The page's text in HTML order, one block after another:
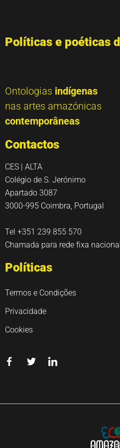
Políticas e poéticas
Ontologias indígenas
nas artes amazónicas
contemporâneas
Contactos
CES | ALTA
Colégio de S. Jerónimo
Apartado 3087
3000-995 Coimbra, Portugal
Tel +351 239 855 570
Chamada para rede fixa
Políticas
Termos e Condições
Privacidade
Cookies